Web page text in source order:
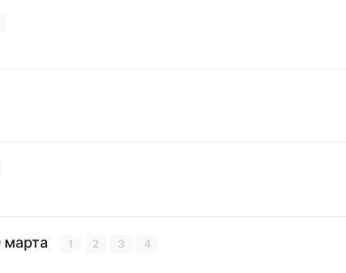
марта 1 2 3 4